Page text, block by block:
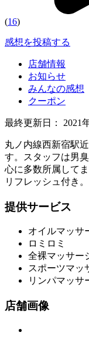
(16)
感想を投稿する
店舗情報
お知らせ
みんなの感想
クーポン
最終更新日： 2021
丸ノ内線西新宿駅
す。スタッフは男
心に多数所属して
リフレッシュ付き。
提供サービス
オイルマッサ
ロミロミ
全裸マッサー
スポーツマッ
リンパマッサ
店舗画像